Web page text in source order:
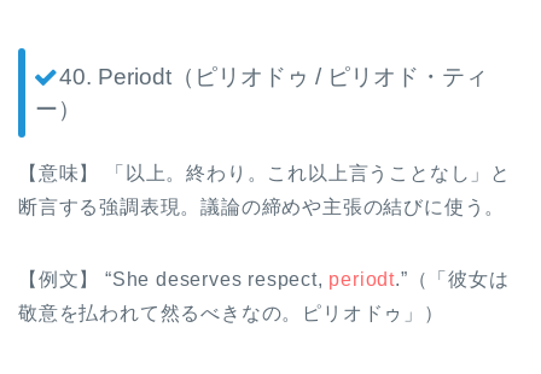
40. Periodt（ピリオドゥ / ピリオド・ティ
ー）
【意味】 「以上。終わり。これ以上言うことなし」と
断言する強調表現。議論の締めや主張の結びに使う。
【例文】 “She deserves respect, periodt.”（「彼女は
敬意を払われて然るべきなの。ピリオドゥ」）